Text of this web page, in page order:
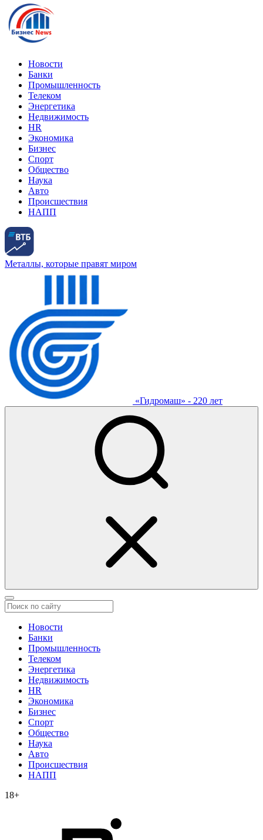
Новости
Банки
Промышленность
Телеком
Энергетика
Недвижимость
HR
Экономика
Бизнес
Спорт
Общество
Наука
Авто
Происшествия
НАПП
Металлы, которые правят миром
«Гидромаш» - 220 лет
Новости
Банки
Промышленность
Телеком
Энергетика
Недвижимость
HR
Экономика
Бизнес
Спорт
Общество
Наука
Авто
Происшествия
НАПП
18+